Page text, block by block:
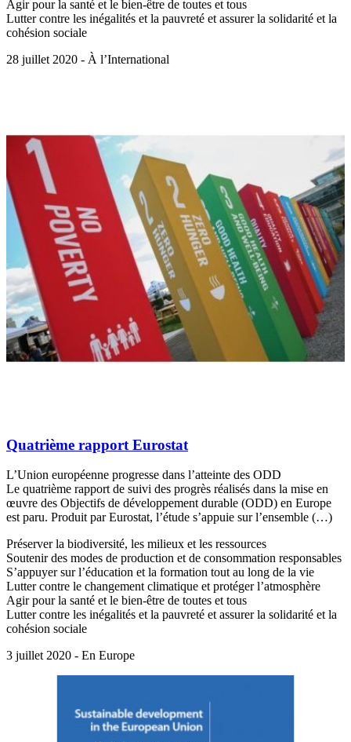
Agir pour la santé et le bien-être de toutes et tous
Lutter contre les inégalités et la pauvreté et assurer la solidarité et la
cohésion sociale
28 juillet 2020 - À l’International
Quatrième rapport Eurostat
L’Union européenne progresse dans l’atteinte des ODD
Le quatrième rapport de suivi des progrès réalisés dans la mise en
œuvre des Objectifs de développement durable (ODD) en Europe
est paru. Produit par Eurostat, l’étude s’appuie sur l’ensemble (…)
Préserver la biodiversité, les milieux et les ressources
Soutenir des modes de production et de consommation responsables
S’appuyer sur l’éducation et la formation tout au long de la vie
Lutter contre le changement climatique et protéger l’atmosphère
Agir pour la santé et le bien-être de toutes et tous
Lutter contre les inégalités et la pauvreté et assurer la solidarité et la
cohésion sociale
3 juillet 2020 - En Europe